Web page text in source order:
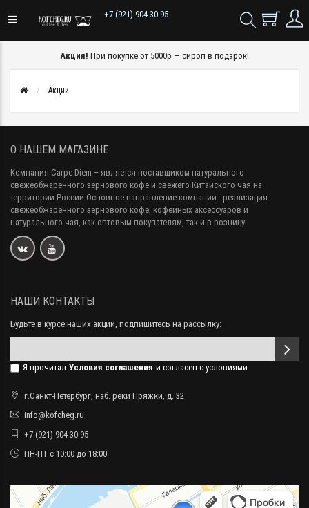
+7 (921) 904-30-95
Акция! При покупке от 5000р — сироп в подарок!
Акции
О НАШЕМ МАГАЗИНЕ
Компания Carpe Diem – является поставщиком натурального
свежеобжаренного зернового кофе и свежего Китайского чая на
территории России.Основное направление компании - реализация
свежеобжаренного зернового кофе, кофейных аксессуаров и
натурального чая, как оптовым покупателям, так и в розницу.
НАШИ КОНТАКТЫ
Будьте в курсе наших акций, подпишитесь на рассылку:
Я прочитал Условия соглашения и согласен с условиями
г.Санкт-Петербург, наб. реки Пряжки, д. 32
info@kofcheg.ru
+7 (921) 904-30-95
ПН-ПТ с 10:00 до 18:00